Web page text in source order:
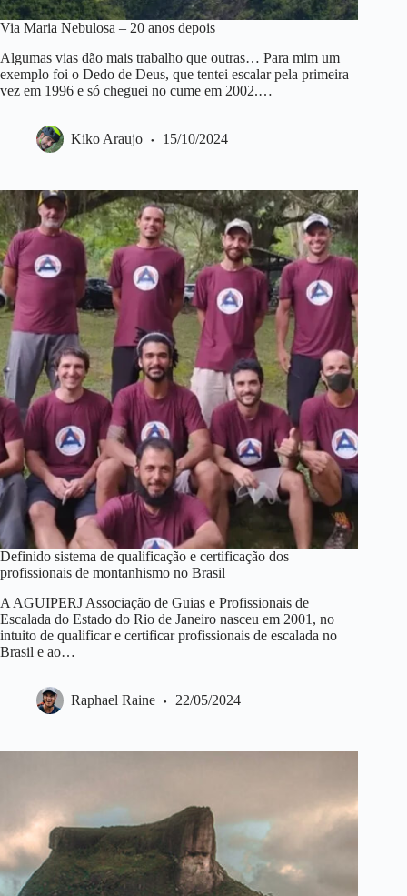
Via Maria Nebulosa – 20 anos depois
Algumas vias dão mais trabalho que outras… Para mim um
exemplo foi o Dedo de Deus, que tentei escalar pela primeira
vez em 1996 e só cheguei no cume em 2002.…
Kiko Araujo 15/10/2024
Definido sistema de qualificação e certificação dos
profissionais de montanhismo no Brasil
A AGUIPERJ Associação de Guias e Profissionais de
Escalada do Estado do Rio de Janeiro nasceu em 2001, no
intuito de qualificar e certificar profissionais de escalada no
Brasil e ao…
Raphael Raine 22/05/2024